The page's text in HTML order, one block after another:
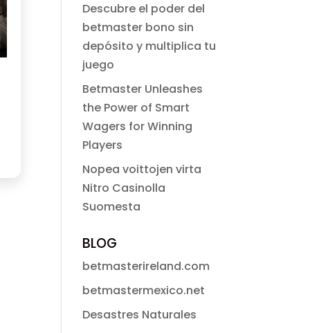
Descubre el poder del
betmaster bono sin
depósito y multiplica tu
juego
Betmaster Unleashes
the Power of Smart
Wagers for Winning
Players
Nopea voittojen virta
Nitro Casinolla
Suomesta
BLOG
betmasterireland.com
betmastermexico.net
Desastres Naturales